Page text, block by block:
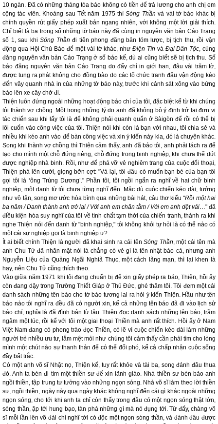
10 ngàn. Đã có những tháng tòa báo không có tiền để trả lương cho anh chị em
cộng tác viên. Khoảng sau Tết năm 1975 thìSóng Thần và vài tờ báo khác bị
chính quyền rút giấy phép xuất bản ngang nhiên, với không một lời giải thích.
Chỉ biết là ba trong số những tờ báo này đã cùng in nguyên văn bản Cáo Trạng
số 1, sau khiSóng Thần đi tiên phong đăng bản tóm lược, bị tịch thu, rồi vận
động qua Hội Chủ Báo để một vài tờ khác, nhưĐiện Tín và Đại Dân Tộc, cùng
đăng nguyên văn bản Cáo Trạng ở số báo kế, dù ai cũng biết sẽ bị tịch thu. Số
báo đăng nguyên văn bản Cáo Trạng do đấy chỉ in giới hạn, đâu vài trăm tờ,
được tung ra phát không cho đồng bào do các tổ chức tranh đấu vận động kéo
đến vây quanh nhà in của những tờ báo này, trước khi cảnh sát xông vào bứng
báo lên xe cây chở đi.
Thiện luôn đứng ngoài những hoạt động báo chí của tôi, đặc biệt kể từ khi chúng
tôi thành vợ chồng. Một trong những lý do anh đã không bỏ ý định trở lại đơn vị
tác chiến sau khi lấy tôi là để không phải quanh quẩn ở Sàigòn để rồi có thể bị
lôi cuốn vào công việc của tôi. Thiện nói khi còn là bạn với nhau, tôi chia sẻ và
nhiều khi kéo anh vào để bàn công việc và xin ý kiến này kia, đó là chuyện khác.
Song khi thành vợ chồng thì Thiện cảm thấy, anh đã bảo tôi, anh phải tách ra để
tạo cho mình một chỗ đứng riêng, chỗ đứng trong binh nghiệp, khi chưa thể dứt
được nghiệp nhà binh. Rồi, như để phá vỡ vẻ nghiêm trang của cuộc đối thoại,
Thiện phá lên cười, giọng bỡn cợt: "Vả lại, tôi đâu có muốn bạn bè của bạn tôi
gọi tôi là ‘ông Trùng Dương’." Phần tôi, tôi ngồi ngẩn ra nghĩ về hai chữ binh
nghiệp, một danh từ tôi chưa từng nghĩ đến. Mặc dù cuộc chiến kéo dài, tưởng
như vô tận, song mơ ước hòa bình qua những bài hát, câu thơ kiểu "Rồi một hai
ba năm / Danh thành anh trở lại / Với anh em chăn tằm / Với em anh dệt vải…" đã
điều kiện hóa suy nghĩ của tôi về tính chất tạm thời của chiến tranh, thành ra khi
nghe Thiện nói đến danh từ "binh nghiệp," tôi không khỏi tự hỏi là có thể nào có
một cái sự nghiệp gọi là binh nghiệp ư?
Ít ai biết chính Thiện là người đã khai sinh ra cái tênSóng Thần, một cái tên mà
anh Chu Tử đã nhăn mặt nói là chẳng có vẻ gì là tên nhật báo cả, nhưng anh
Nguyễn Liệu của Quảng Ngãi Nghiã Thục, một cách lãng mạn, thì lại khen là
hay, nên Chu Tử cũng thích theo.
Vào giữa năm 1971 khi tôi đang chuẩn bị để xin giấy phép ra báo, Thiện, hồi ấy
còn đang dậy trong Trường Thiết Giáp ở Thủ Đức, ghé thăm tôi. Tôi đem một cái
danh sách những tên báo cho tờ báo tương lai ra hỏi ý kiến Thiện. Hầu như tên
báo nào tôi nghĩ ra đều đã có người xin, kể cả những tên báo đã đi vào lịch sử
báo chí, nghĩa là đã đình bản từ lâu. Thiện đọc danh sách những tên báo, trầm
ngâm một lúc, rồi kể với tôi một giai thoại Thiền mà anh rất thích. Hồi ấy ở Nam
Việt Nam đang có phong trào đọc Thiền, có lẽ vì cuộc chiến kéo dài làm những
người trẻ nhiều ưu tư, lắm mệt mỏi như chúng tôi cảm thấy cần phải tìm cho lòng
mình một chút nào sự thanh thản để có thể đối phó, kể cả chấp nhận cuộc sống
đầy bất trắc.
Có một anh võ sĩ Nhật nọ, Thiện kể, tuy rất khỏe và tài ba, song đánh đâu thua
đó. Anh ta bèn đi tìm một thiền sư để xin lãnh giáo. Nhà thiền sư bèn bảo anh
ngồi thiền, tập trung tư tưởng vào những ngọn sóng. Nhà võ sĩ làm theo lời thiền
sư, ngồi thiền, ngày này qua ngày khác không nghĩ đến cái gì khác ngoài những
ngọn sóng, cho tới khi anh ta chỉ còn thấy trong đầu có một ngọn sóng thật lớn,
sóng thần, ập tới hung bạo, tàn phá những gì mà nó đụng tới. Từ đấy, chàng võ
sĩ mỗi lần lên võ đài chỉ nghĩ tới có độc một ngọn sóng thần, và đánh đâu được